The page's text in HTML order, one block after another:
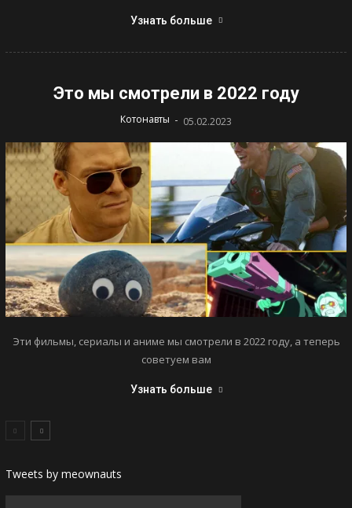
Узнать больше
Это мы смотрели в 2022 году
Котонавты - 05.02.2023
Эти фильмы, сериалы и аниме мы смотрели в 2022 году, а теперь
советуем вам
Узнать больше
Tweets by meownauts